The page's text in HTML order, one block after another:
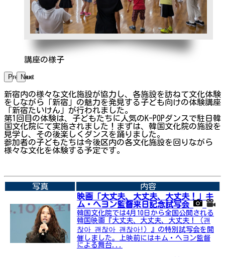
講座の様子
Previous
Next
新宿内の様々な文化施設が協力し、各施設を訪ねて文化体験
をしながら「新宿」の魅力を発見する子ども向けの体験講座
「新宿たいけん」が行われました。
第1回目の体験は、子どもたちに人気のK-POPダンスで駐日韓
国文化院にて実施されました！まずは、韓国文化院の施設を
見学し、その後楽しくダンスを踊りました。
参加者の子どもたちは今後区内の各文化施設を回りながら
様々な文化を体験する予定です。
写真
内容
映画「大丈夫、大丈夫、大丈夫！」キ
ム・へヨン監督来日記念試写会
韓国文化院では4月10日から全国公開される
韓国映画『大丈夫、大丈夫、大丈夫！（괜
찮아 괜찮아 괜찮아!）』の特別試写会を開
催しました。上映前にはキム・ヘヨン監督
による舞台...